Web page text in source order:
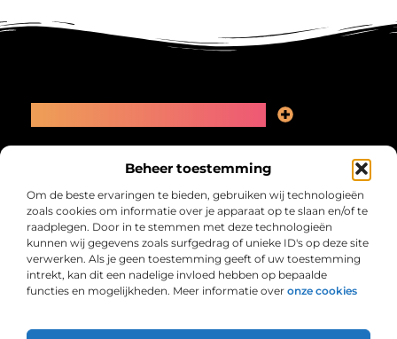
Beheer toestemming
Om de beste ervaringen te bieden, gebruiken wij technologieën
zoals cookies om informatie over je apparaat op te slaan en/of te
raadplegen. Door in te stemmen met deze technologieën
kunnen wij gegevens zoals surfgedrag of unieke ID's op deze site
verwerken. Als je geen toestemming geeft of uw toestemming
intrekt, kan dit een nadelige invloed hebben op bepaalde
functies en mogelijkheden. Meer informatie over onze cookies
Collectiefrima.nl – Jouw verzameling van
Ontdek blogs en artikelen over alles wat het dagelijks leven boeiend